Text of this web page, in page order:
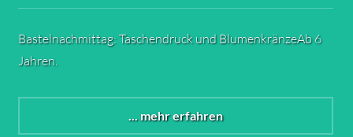
Bastelnachmittag: Taschendruck und BlumenkränzeAb 6
Jahren.
... mehr erfahren